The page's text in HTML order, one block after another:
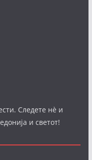
Следете нè и
и светот!